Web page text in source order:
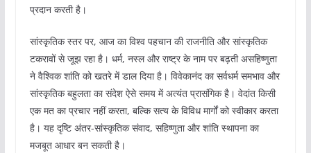
प्रदान करती है।
सांस्कृतिक स्तर पर, आज का विश्व पहचान की राजनीति और सांस्कृतिक
टकरावों से जूझ रहा है। धर्म, नस्ल और राष्ट्र के नाम पर बढ़ती असहिष्णुता
ने वैश्विक शांति को खतरे में डाल दिया है। विवेकानंद का सर्वधर्म समभाव और
सांस्कृतिक बहुलता का संदेश ऐसे समय में अत्यंत प्रासंगिक है। वेदांत किसी
एक मत का प्रचार नहीं करता, बल्कि सत्य के विविध मार्गों को स्वीकार करता
है। यह दृष्टि अंतर-सांस्कृतिक संवाद, सहिष्णुता और शांति स्थापना का
मजबूत आधार बन सकती है।